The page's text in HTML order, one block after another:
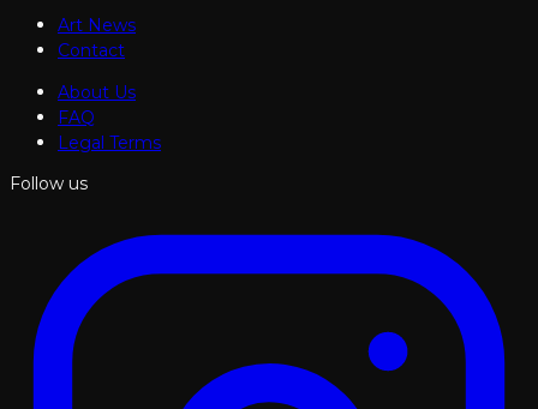
Art News
Contact
About Us
FAQ
Legal Terms
Follow us